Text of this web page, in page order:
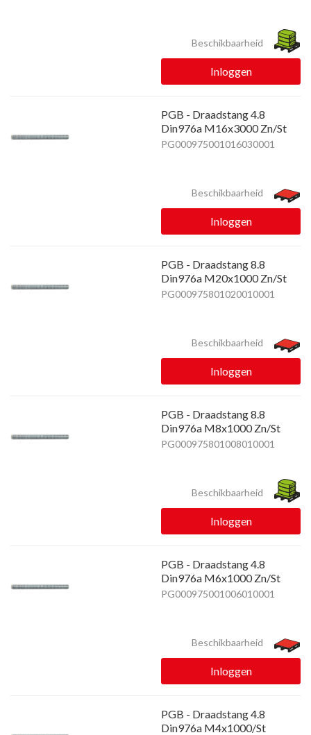
Beschikbaarheid
Inloggen
PGB - Draadstang 4.8
Din976a M16x3000 Zn/St
PG000975001016030001
Beschikbaarheid
Inloggen
PGB - Draadstang 8.8
Din976a M20x1000 Zn/St
PG000975801020010001
Beschikbaarheid
Inloggen
PGB - Draadstang 8.8
Din976a M8x1000 Zn/St
PG000975801008010001
Beschikbaarheid
Inloggen
PGB - Draadstang 4.8
Din976a M6x1000 Zn/St
PG000975001006010001
Beschikbaarheid
Inloggen
PGB - Draadstang 4.8
Din976a M4x1000/St